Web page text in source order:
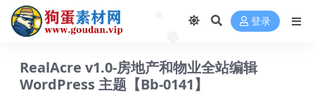
❅ ❅
登录
RealAcre v1.0-房地产和物业全站编辑
WordPress 主题【Bb-0141】